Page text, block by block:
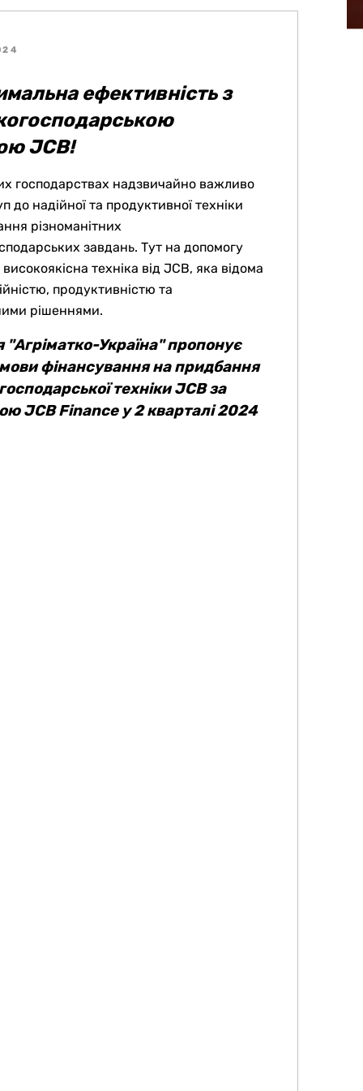
ефективність з
JCB!
господарствах надзвичайно важливо
до надійної та продуктивної техніки
різноманітних
завдань. Тут на допомогу
техніка від JCB, яка відома
продуктивністю та
рішеннями.
"Агріматко-Україна" пропонує
фінансування на придбання
техніки JCB за
JCB Finance у 2 кварталі 2024